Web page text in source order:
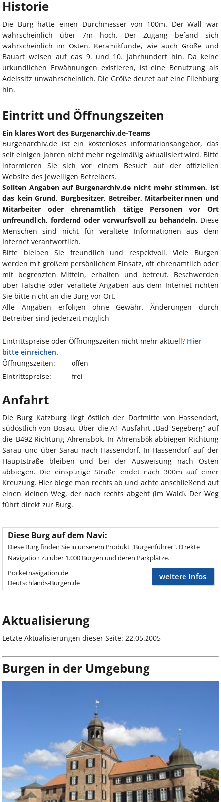
Historie
Die Burg hatte einen Durchmesser von 100m. Der Wall war
wahrscheinlich über 7m hoch. Der Zugang befand sich
wahrscheinlich im Osten. Keramikfunde, wie auch Größe und
Bauart weisen auf das 9. und 10. Jahrhundert hin. Da keine
urkundlichen Erwähnungen existieren, ist eine Benutzung als
Adelssitz unwahrscheinlich. Die Größe deutet auf eine Fliehburg
hin.
Eintritt und Öffnungszeiten
Ein klares Wort des Burgenarchiv.de-Teams
Burgenarchiv.de ist ein kostenloses Informationsangebot, das
seit einigen Jahren nicht mehr regelmäßig aktualisiert wird. Bitte
informieren Sie sich vor einem Besuch auf der offiziellen
Website des jeweiligen Betreibers.
Sollten Angaben auf Burgenarchiv.de nicht mehr stimmen, ist
das kein Grund, Burgbesitzer, Betreiber, Mitarbeiterinnen und
Mitarbeiter oder ehrenamtlich tätige Personen vor Ort
unfreundlich, fordernd oder vorwurfsvoll zu behandeln. Diese
Menschen sind nicht für veraltete Informationen aus dem
Internet verantwortlich.
Bitte bleiben Sie freundlich und respektvoll. Viele Burgen
werden mit großem persönlichem Einsatz, oft ehrenamtlich oder
mit begrenzten Mitteln, erhalten und betreut. Beschwerden
über falsche oder veraltete Angaben aus dem Internet richten
Sie bitte nicht an die Burg vor Ort.
Alle Angaben erfolgen ohne Gewähr. Änderungen durch
Betreiber sind jederzeit möglich.
Eintrittspreise oder Öffnungszeiten nicht mehr aktuell? Hier
bitte einreichen.
Öffnungszeiten:
offen
Eintrittspreise:
frei
Anfahrt
Die Burg Katzburg liegt östlich der Dorfmitte von Hassendorf,
südöstlich von Bosau. Über die A1 Ausfahrt „Bad Segeberg“ auf
die B492 Richtung Ahrensbök. In Ahrensbök abbiegen Richtung
Sarau und über Sarau nach Hassendorf. In Hassendorf auf der
Hauptstraße bleiben und bei der Ausweisung nach Osten
abbiegen. Die einspurige Straße endet nach 300m auf einer
Kreuzung. Hier biege man rechts ab und achte anschließend auf
einen kleinen Weg, der nach rechts abgeht (im Wald). Der Weg
führt direkt zur Burg.
Diese Burg auf dem Navi:
Diese Burg finden Sie in unserem Produkt "Burgenführer". Direkte
Navigation zu über 1.000 Burgen und deren Parkplätze.
Pocketnavigation.de
Deutschlands-Burgen.de
weitere Infos
Aktualisierung
Letzte Aktualisierungen dieser Seite: 22.05.2005
Burgen in der Umgebung